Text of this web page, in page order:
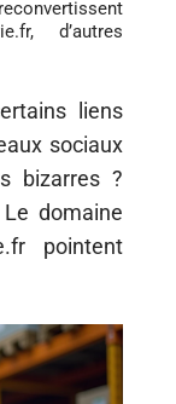
d’autres
liens
sociaux
bizarres ?
domaine
pointent